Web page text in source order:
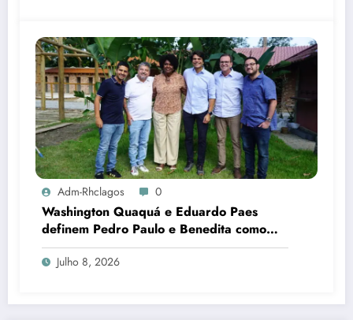
Adm-Rhclagos 0
Washington Quaquá e Eduardo Paes
definem Pedro Paulo e Benedita como
candidatos ao Senado no Rio
Julho 8, 2026